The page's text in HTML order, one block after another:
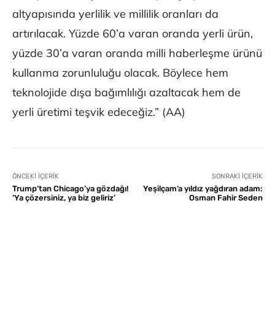
altyapısında yerlilik ve millilik oranları da
artırılacak. Yüzde 60’a varan oranda yerli ürün,
yüzde 30’a varan oranda milli haberleşme ürünü
kullanma zorunluluğu olacak. Böylece hem
teknolojide dışa bağımlılığı azaltacak hem de
yerli üretimi teşvik edeceğiz.” (AA)
ÖNCEKI İÇERIK
Trump’tan Chicago’ya gözdağı!
‘Ya çözersiniz, ya biz geliriz’
SONRAKI İÇERIK
Yeşilçam’a yıldız yağdıran adam:
Osman Fahir Seden